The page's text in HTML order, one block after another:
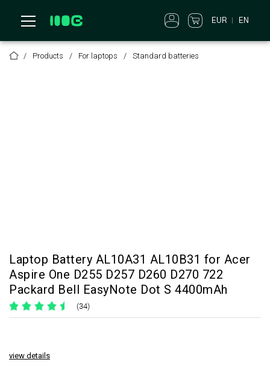
EUR EN
Products For laptops Standard batteries
Laptop Battery AL10A31 AL10B31 for Acer
Aspire One D255 D257 D260 D270 722
Packard Bell EasyNote Dot S 4400mAh
(34)
view details